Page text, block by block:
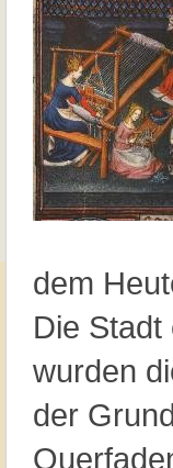
dem
Die Stadt
wurden
der